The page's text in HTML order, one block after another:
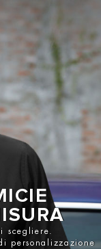
scegliere.
personalizzazione